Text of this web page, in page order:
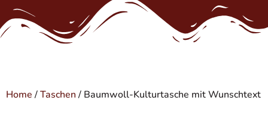
Home /Taschen / Baumwoll-Kulturtasche mit Wunschtext